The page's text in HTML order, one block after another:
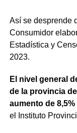
Así se desprende
Consumidor
Estadística y
2023.
El nivel general
de la provincia
aumento de
el Instituto